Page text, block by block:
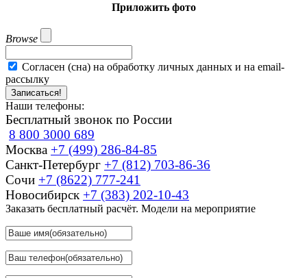
Приложить фото
Browse
Согласен (сна) на обработку личных данных и на email-
рассылку
Записаться!
Наши телефоны:
Бесплатный звонок по России
8 800 3000 689
Москва +7 (499) 286-84-85
Санкт-Петербург +7 (812) 703-86-36
Сочи +7 (8622) 777-241
Новосибирск +7 (383) 202-10-43
Заказать бесплатный расчёт. Модели на мероприятие